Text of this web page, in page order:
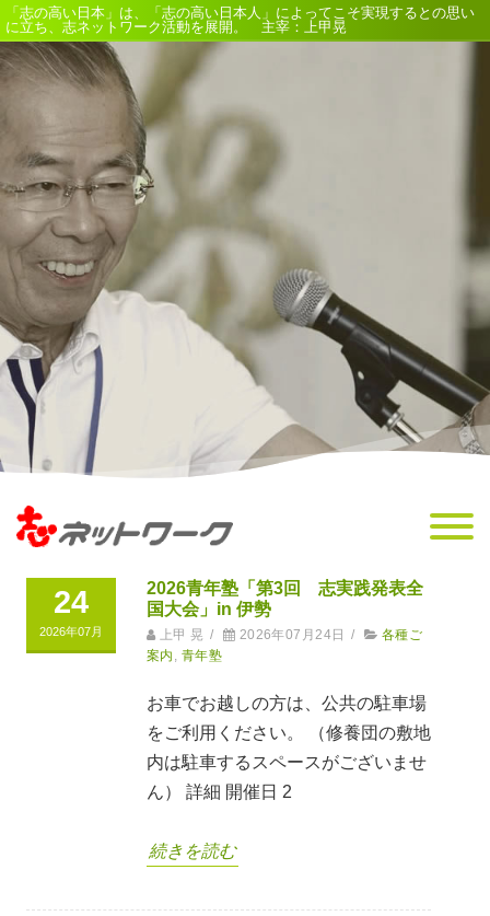
「志の高い日本」は、「志の高い日本人」によってこそ実現するとの思い
に立ち、志ネットワーク活動を展開。 主宰：上甲晃
24
2026年07月
2026青年塾「第3回 志実践発表全
国大会」in 伊勢
上甲 晃 / 2026年07月24日 /
各種ご
案内
青年塾
お車でお越しの方は、公共の駐車場
をご利用ください。 （修養団の敷地
内は駐車するスペースがございませ
ん） 詳細 開催日 2
続きを読む